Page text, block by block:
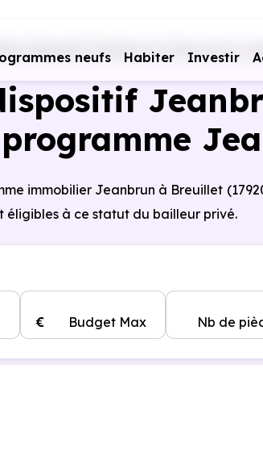
neufs Habiter Investir
Dispositif Jeanbrun en Pays de la
programme
immobilier Jeanbrun à Breuillet
éligibles à ce statut du bailleur privé.
Budget Max
€ Nb de